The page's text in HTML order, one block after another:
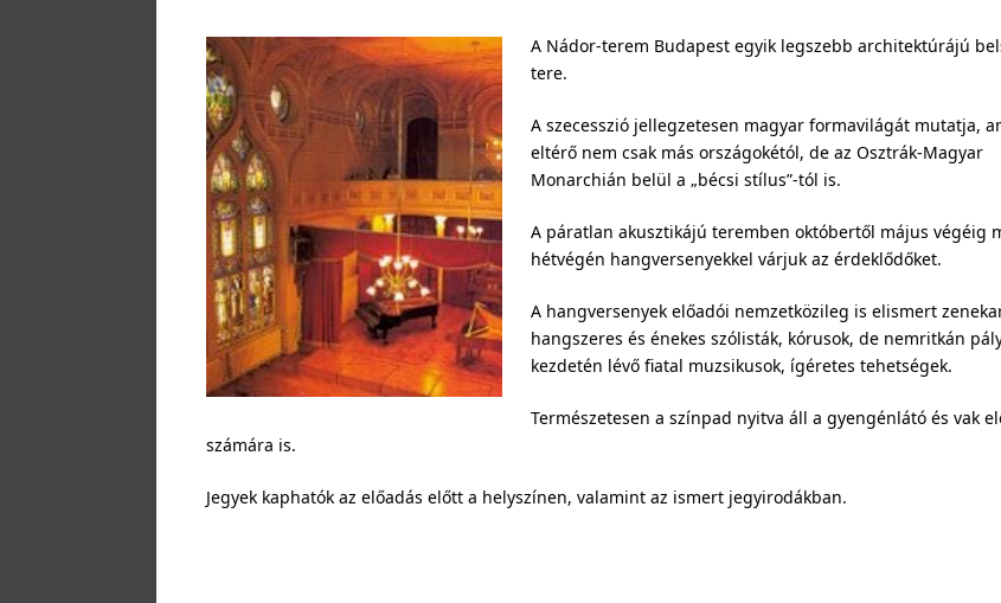
A Nádor-terem Budapest egyik legszebb architektúrájú
tere.
A szecesszió jellegzetesen magyar formavilágát mutatja,
eltérő nem csak más országokétól, de az Osztrák-Magyar
Monarchián belül a „bécsi stílus”-tól is.
A páratlan akusztikájú teremben októbertől május végéig
hétvégén hangversenyekkel várjuk az érdeklődőket.
A hangversenyek előadói nemzetközileg is elismert
hangszeres és énekes szólisták, kórusok, de nemritkán
kezdetén lévő fiatal muzsikusok, ígéretes tehetségek.
Természetesen a színpad nyitva áll a gyengénlátó és vak
számára is.
Jegyek kaphatók az előadás előtt a helyszínen, valamint az ismert jegyirodákban.